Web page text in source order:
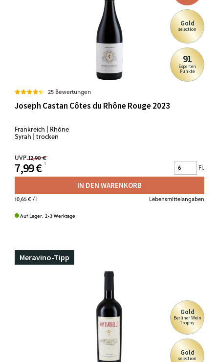
Gold
selection
91
Experten
Punkte
25 Bewertungen
Joseph Castan Côtes du Rhône Rouge 2023
Frankreich | Rhône
Syrah | trocken
UVP 12,90 €
7,99 € Fl.
IN DEN WARENKORB
10,65 €/ l Lebensmittelangaben
Auf Lager. 2-3 Werktage
Meravino-Tipp
Gold
Berliner Wein
Trophy
Gold
selection